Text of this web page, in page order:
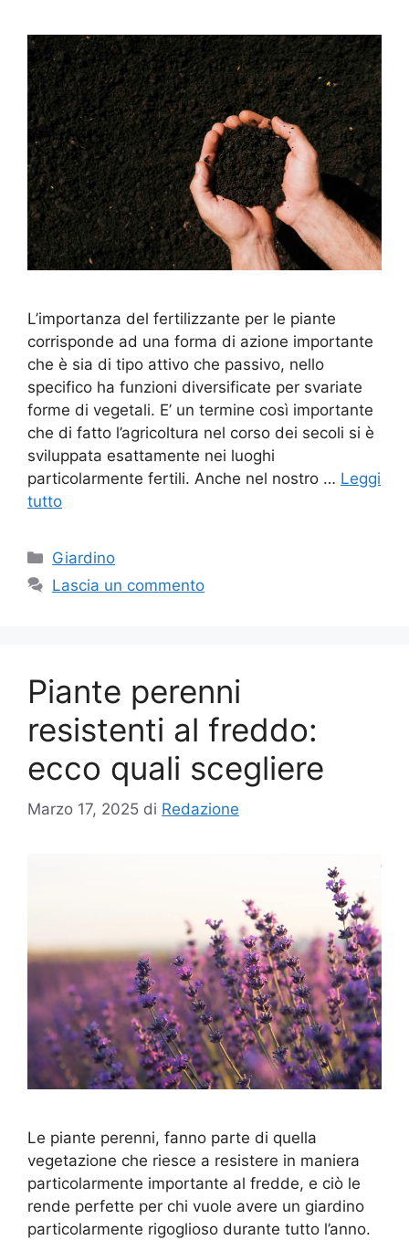
L’importanza del fertilizzante per le piante
corrisponde ad una forma di azione importante
che è sia di tipo attivo che passivo, nello
specifico ha funzioni diversificate per svariate
forme di vegetali. E’ un termine così importante
che di fatto l’agricoltura nel corso dei secoli si è
sviluppata esattamente nei luoghi
particolarmente fertili. Anche nel nostro … Leggi
tutto
Categorie
Giardino
Lascia un commento
Piante perenni
resistenti al freddo:
ecco quali scegliere
Marzo 17, 2025 di Redazione
Le piante perenni, fanno parte di quella
vegetazione che riesce a resistere in maniera
particolarmente importante al fredde, e ciò le
rende perfette per chi vuole avere un giardino
particolarmente rigoglioso durante tutto l’anno.